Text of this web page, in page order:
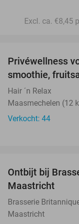
Excl. ca. €8,45
Privéwellness
smoothie,
Hair ´n Relax
Maasmechelen (12
Verkocht: 44
Ontbijt bij
Maastricht
Brasserie
Maastricht